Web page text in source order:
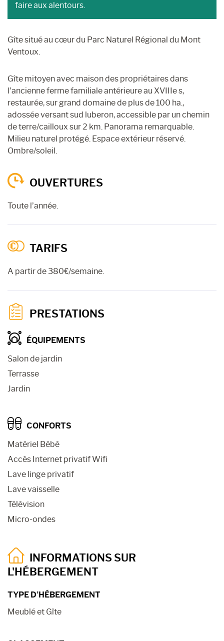
faire aux alentours.
Gîte situé au cœur du Parc Naturel Régional du Mont
Ventoux.
Gîte mitoyen avec maison des propriétaires dans
l’ancienne ferme familiale antérieure au XVIIIe s,
restaurée, sur grand domaine de plus de 100 ha.,
adossée versant sud luberon, accessible par un chemin
de terre/cailloux sur 2 km. Panorama remarquable.
Milieu naturel protégé. Espace extérieur réservé.
Ombre/soleil.
OUVERTURES
Toute l’année.
TARIFS
A partir de 380€/semaine.
PRESTATIONS
ÉQUIPEMENTS
Salon de jardin
Terrasse
Jardin
CONFORTS
Matériel Bébé
Accès Internet privatif Wifi
Lave linge privatif
Lave vaisselle
Télévision
Micro-ondes
INFORMATIONS SUR
L'HÉBERGEMENT
TYPE D’HÉBERGEMENT
Meublé et Gîte